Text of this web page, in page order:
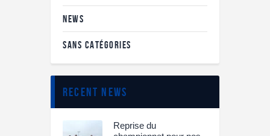
NEWS
SANS CATÉGORIES
recent news
Reprise du